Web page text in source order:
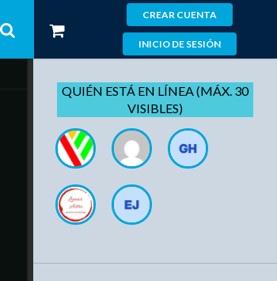
CREAR CUENTA
INICIO DE SESIÓN
QUIÉN ESTÁ EN LÍNEA (MÁX. 30
VISIBLES)